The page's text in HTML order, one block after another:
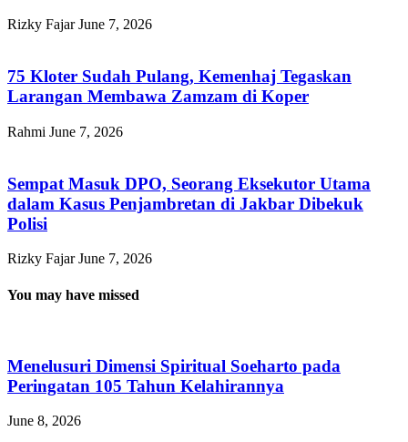
Rizky FajarJune 7, 2026
75 Kloter Sudah Pulang, Kemenhaj Tegaskan
Larangan Membawa Zamzam di Koper
Rahmi June 7, 2026
Sempat Masuk DPO, Seorang Eksekutor Utama
dalam Kasus Penjambretan di Jakbar Dibekuk
Polisi
Rizky FajarJune 7, 2026
You may have missed
Menelusuri Dimensi Spiritual Soeharto pada
Peringatan 105 Tahun Kelahirannya
June 8, 2026